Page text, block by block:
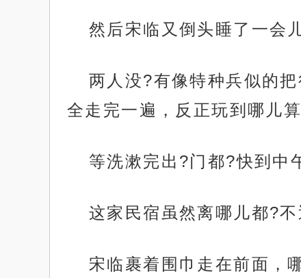
然后宋临又倒头睡了一会
两人没?有像特种兵似的
全走完一遍，反正玩到哪儿算
等洗漱完出?门都?快到中
这家民宿虽然离哪儿都?
宋临裹着围巾走在前面，